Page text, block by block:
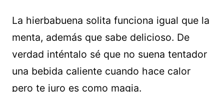
La hierbabuena solita funciona igual que la
menta, además que sabe delicioso. De
verdad inténtalo sé que no suena tentador
una bebida caliente cuando hace calor
pero te juro es como magia.